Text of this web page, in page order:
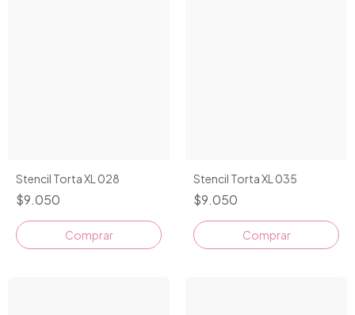
Stencil Torta XL 028
$9.050
Stencil Torta XL 035
$9.050